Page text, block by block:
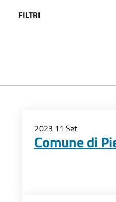
FILTRI
2023 11 Set
Comune di